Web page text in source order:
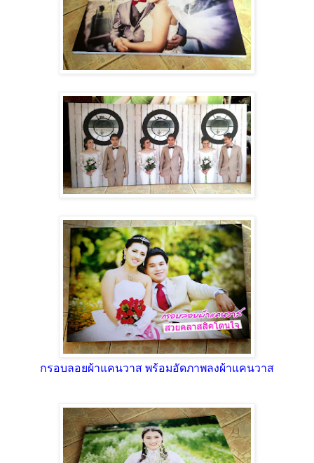
กรอบลอยผ้าแคนวาส พร้อมอัดภาพลงผ้าแคนวาส